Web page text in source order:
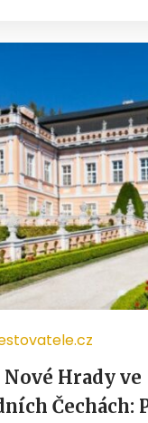
Hrady ve
Čechách: